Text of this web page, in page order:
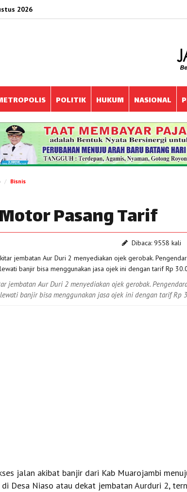
2026
POLITIK HUKUM NASIONAL
Bisnis
Pasang Tarif
Dibaca: 9558 kali
jembatan Aur Duri 2 menyediakan ojek gerobak.
banjir bisa menggunakan jasa ojek ini dengan tarif Rp
jalan akibat banjir dari Kab Muarojambi
Desa Niaso atau dekat jembatan Aurduri 2,